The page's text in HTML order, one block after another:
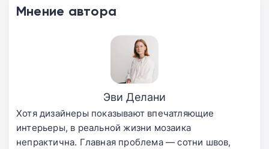
Мнение автора
Эви Делани
Хотя дизайнеры показывают впечатляющие
интерьеры, в реальной жизни мозаика
непрактична. Главная проблема — сотни швов,